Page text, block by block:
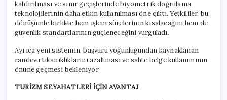
kaldırılması ve sınır geçişlerinde biyometrik doğrulama
teknolojilerinin daha etkin kullanılması öne çıktı. Yetkililer, bu
dönüşümle birlikte hem işlem sürelerinin kısalacağını hem de
güvenlik standartlarının güçleneceğini vurguladı.
Ayrıca yeni sistemin, başvuru yoğunluğundan kaynaklanan
randevu tıkanıklıklarını azaltması ve sahte belge kullanımının
önüne geçmesi bekleniyor.
TURİZM SEYAHATLERİ İÇİN AVANTAJ